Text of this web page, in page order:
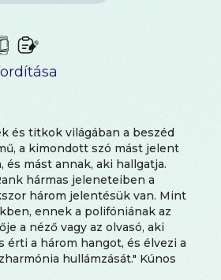
és titkok világában a beszéd
a kimondott szó mást jelent
és mást annak, aki hallgatja.
hármas jeleneteiben a
három jelentésük van. Mint
ennek a polifóniának az
a néző vagy az olvasó, aki
érti a három hangot, és élvezi a
hullámzását." Kúnos